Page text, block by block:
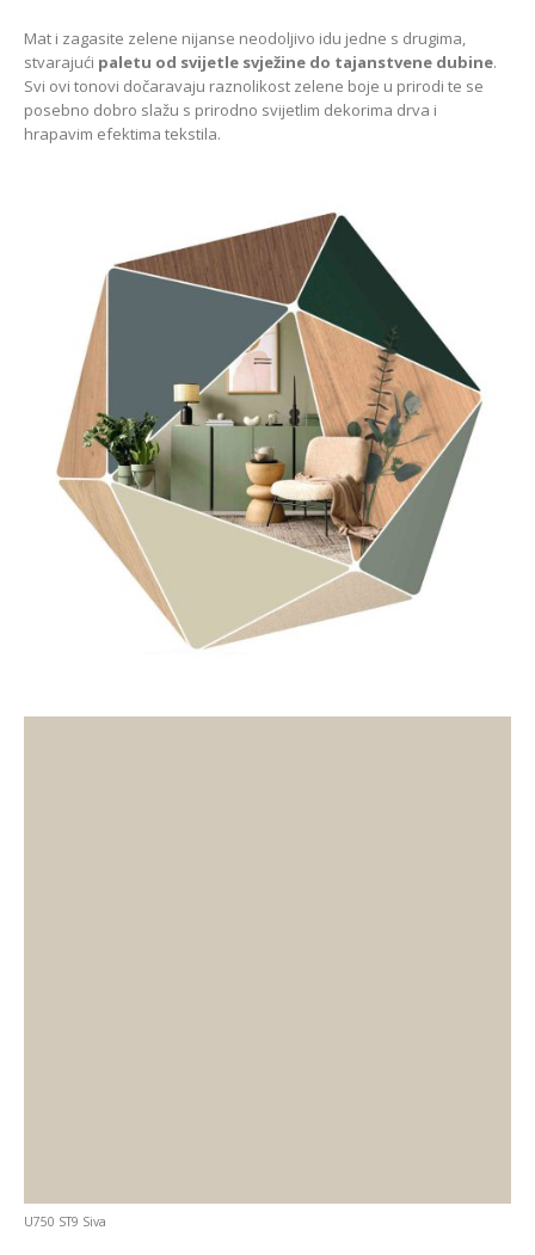
Mat i zagasite zelene nijanse neodoljivo idu jedne s drugima,
stvarajući paletu od svijetle svježine do tajanstvene dubine.
Svi ovi tonovi dočaravaju raznolikost zelene boje u prirodi te se
posebno dobro slažu s prirodno svijetlim dekorima drva i
hrapavim efektima tekstila.
U750 ST9 Siva